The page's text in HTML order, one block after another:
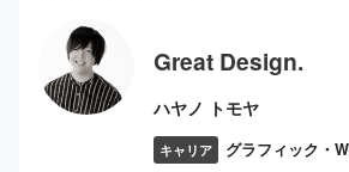
Great Design.
ハヤノ トモヤ
キャリア グラフィック・